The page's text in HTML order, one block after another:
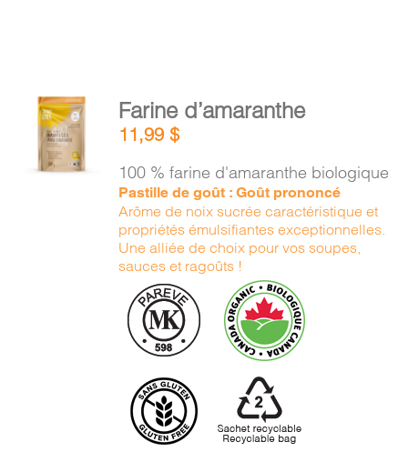
AJOUTER
AU
PANIER
Farine d’amaranthe
11,99$
100 % farine d'amaranthe biologique
Pastille de goût : Goût prononcé
Arôme de noix sucrée caractéristique et
propriétés émulsifiantes exceptionnelles.
Une alliée de choix pour vos soupes,
sauces et ragoûts !